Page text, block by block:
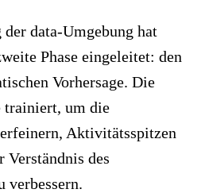
data-Umgebung hat
Phase eingeleitet: den
Vorhersage. Die
trainiert, um die
Aktivitätsspitzen
des
verbessern.